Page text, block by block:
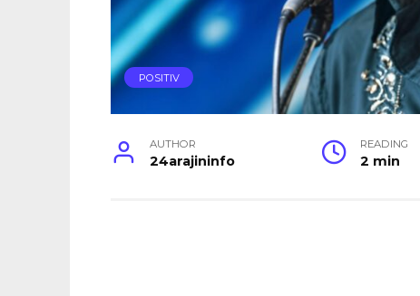
POSITIV
AUTHOR
24arajininfo
READING
2 min